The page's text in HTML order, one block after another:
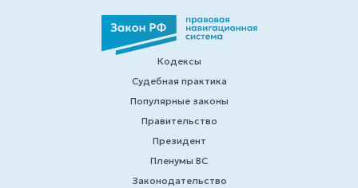
Кодексы
Судебная практика
Популярные законы
Правительство
Президент
Пленумы ВС
Законодательство